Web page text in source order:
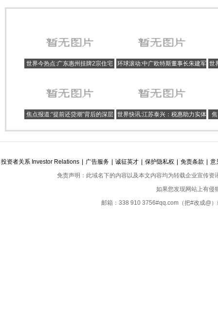
世界今热点:广东惠州挂牌2宗住宅
环球滚动:中广欧特斯董事长朱建军 世
焦点报道:“提前还贷潮”背后的深层 世界快讯:江苏泰兴：税惠助力实体
投资者关系 Investor Relations 广告服务 诚征英才 保护隐私权 免责条款
意
免责声明：此域名下的内容以及本文内容均为转载企业宣传
如果您发现网站上有侵
邮箱：338 910 3756#qq.com（把#改成@